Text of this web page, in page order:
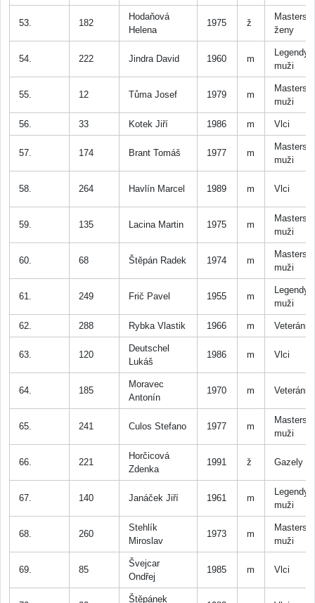
53. 182
Hodaňová
Helena
1975 ž
Masters
ženy
54. 222 Jindra David 1960 m
Legendy
muži
55. 12 Tůma Josef 1979 m
Masters
muži
56. 33 Kotek Jiří 1986 m Vlci
57. 174 Brant Tomáš 1977 m
Masters
muži
58. 264 Havlín Marcel 1989 m Vlci
59. 135 Lacina Martin 1975 m
Masters
muži
60. 68 Štěpán Radek 1974 m
Masters
muži
61. 249 Frič Pavel 1955 m
Legendy
muži
62. 288 Rybka Vlastik 1966 m Veteráni
63. 120
Deutschel
Lukáš
1986 m Vlci
64. 185
Moravec
Antonín
1970 m Veteráni
65. 241 Culos Stefano 1977 m
Masters
muži
66. 221
Horčicová
Zdenka
1991 ž Gazely
67. 140 Janáček Jiří 1961 m
Legendy
muži
68. 260
Stehlík
Miroslav
1973 m
Masters
muži
69. 85
Švejcar
Ondřej
1985 m Vlci
Štěpánek